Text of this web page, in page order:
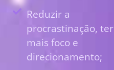
Reduzir a
procrastinação, ter
mais foco e
direcionamento;